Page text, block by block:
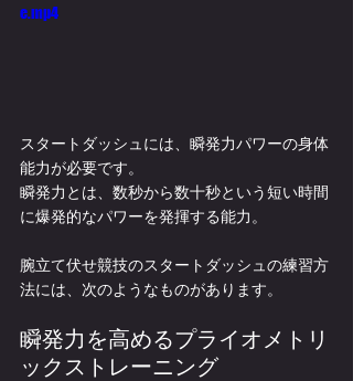
e.mp4
スタートダッシュには、瞬発力パワーの身体
能力が必要です。
瞬発力とは、数秒から数十秒という短い時間
に爆発的なパワーを発揮する能力。﻿
腕立て伏せ競技のスタートダッシュの練習方
法には、次のようなものがあります。
瞬発力を高めるプライオメトリ
ックストレーニング